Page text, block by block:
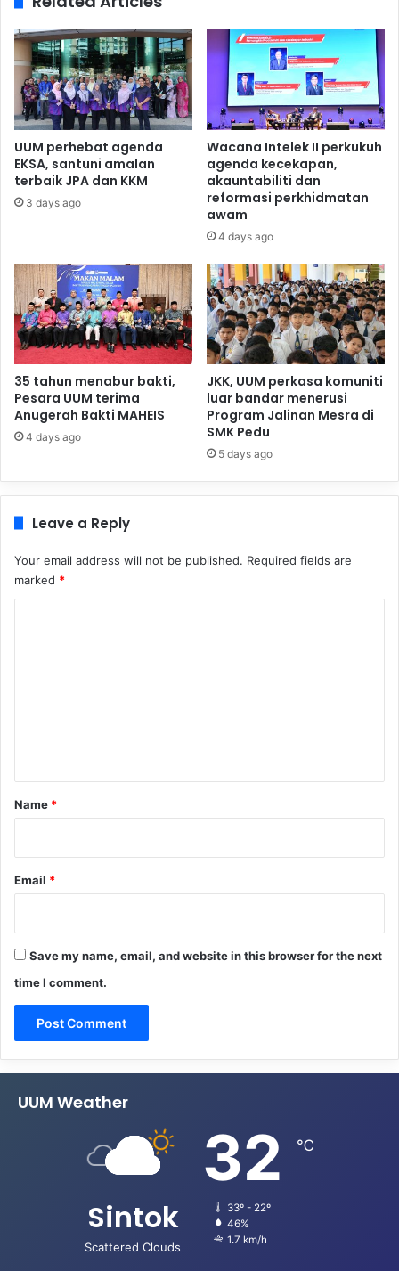
UUM perhebat agenda
EKSA, santuni amalan
terbaik JPA dan KKM
3 days ago
Wacana Intelek II perkukuh
agenda kecekapan,
akauntabiliti dan
reformasi perkhidmatan
awam
4 days ago
35 tahun menabur bakti,
Pesara UUM terima
Anugerah Bakti MAHEIS
4 days ago
JKK, UUM perkasa komuniti
luar bandar menerusi
Program Jalinan Mesra di
SMK Pedu
5 days ago
Leave a Reply
Your email address will not be published. Required fields are
marked *
*
Name *
Email *
Save my name, email, and website in this browser for the next
time I comment.
UUM Weather
Sintok
Scattered Clouds
32 ℃
33º - 22º
46%
1.7 km/h